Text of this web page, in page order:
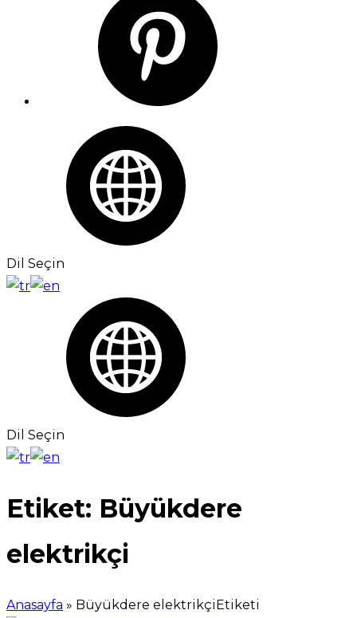
Dil Seçin
Dil Seçin
Etiket: Büyükdere
elektrikçi
Anasayfa » Büyükdere elektrikçiEtiketi